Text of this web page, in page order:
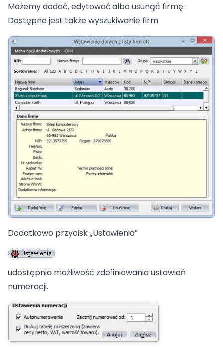
Możemy dodać, edytować albo usunąć firmę.
Dostępne jest także wyszukiwanie firm
Dodatkowo przycisk „Ustawienia”
udostępnia możliwość zdefiniowania ustawień
numeracji.